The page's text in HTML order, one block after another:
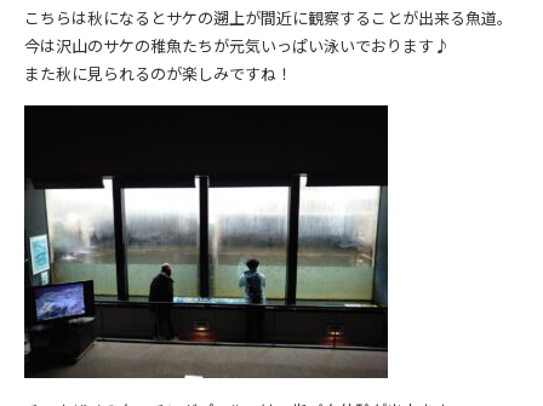
こちらは秋になるとサケの遡上が間近に観察することが出来る魚道。
今は沢山のサケの稚魚たちが元気いっぱい泳いでおります♪
また秋に見られるのが楽しみですね！